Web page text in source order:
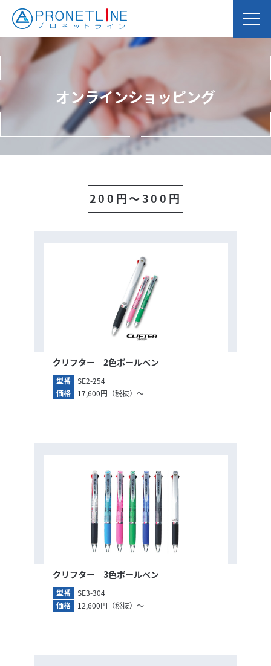
オンラインショッピング
200円～300円
クリフター 2色ボールペン
型番
SE2-254
価格
17,600円（税抜）～
クリフター 3色ボールペン
型番
SE3-304
価格
12,600円（税抜）～